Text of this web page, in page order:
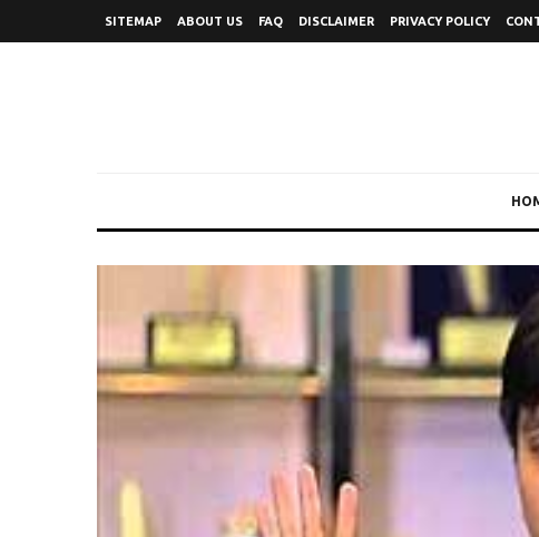
SITEMAP ABOUT US FAQ DISCLAIMER PRIVACY POLICY